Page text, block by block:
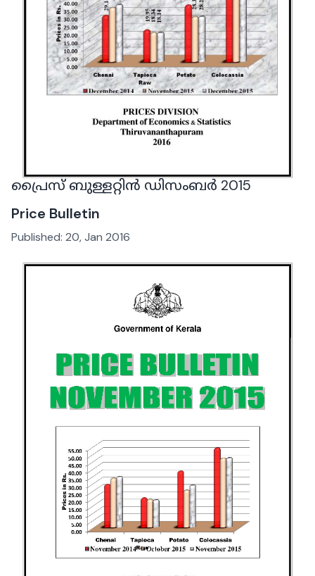
പ്രൈസ് ബുള്ളറ്റിൻ ഡിസംബർ 2015
Price Bulletin
Published: 20, Jan 2016